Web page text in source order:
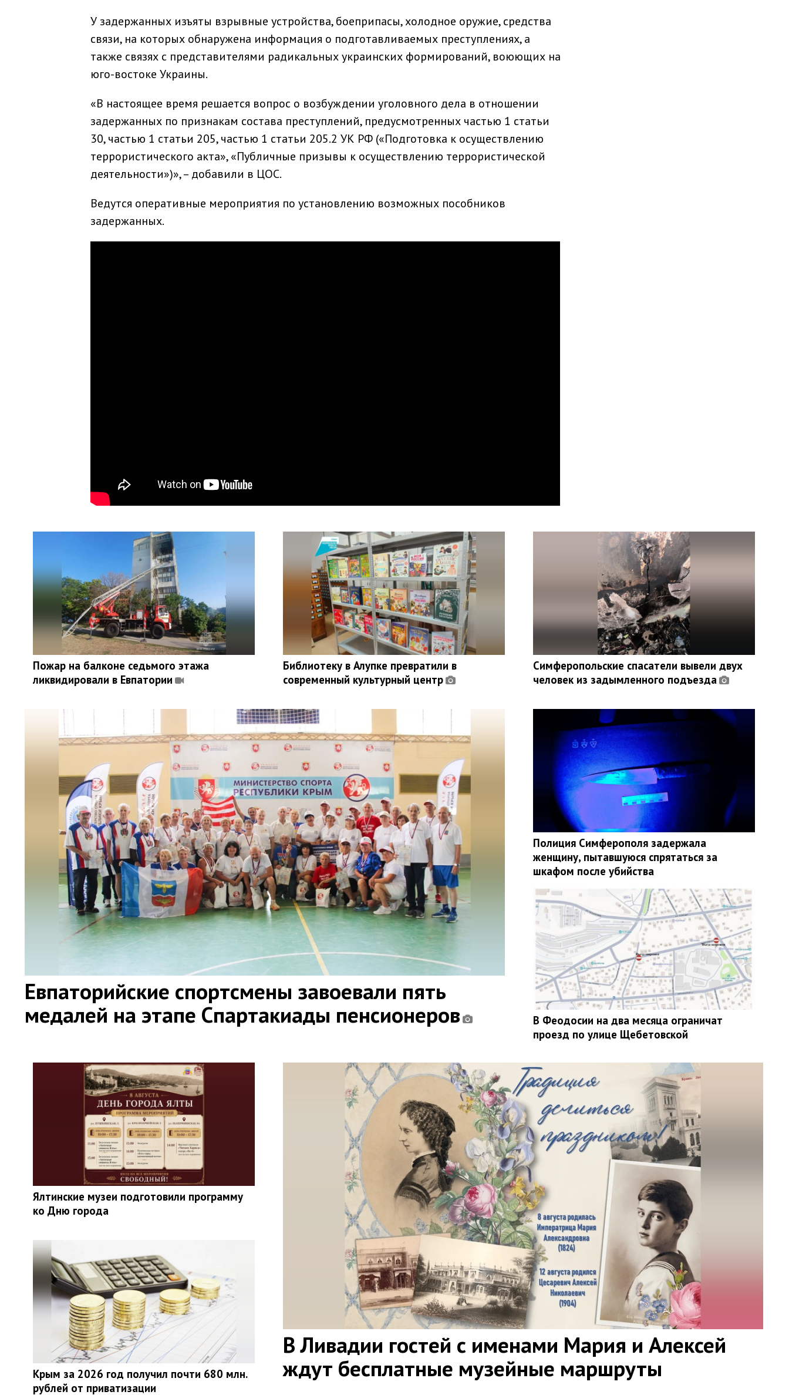
У задержанных изъяты взрывные устройства, боеприпасы, холодное оружие, средства
связи, на которых обнаружена информация о подготавливаемых преступлениях, а
также связях с представителями радикальных украинских формирований, воюющих на
юго-востоке Украины.
«В настоящее время решается вопрос о возбуждении уголовного дела в отношении
задержанных по признакам состава преступлений, предусмотренных частью 1 статьи
30, частью 1 статьи 205, частью 1 статьи 205.2 УК РФ («Подготовка к осуществлению
террористического акта», «Публичные призывы к осуществлению террористической
деятельности»)», – добавили в ЦОС.
Ведутся оперативные мероприятия по установлению возможных пособников
задержанных.
Пожар на балконе седьмого этажа
ликвидировали в Евпатории
Библиотеку в Алупке превратили в
современный культурный центр
Симферопольские спасатели вывели двух
человек из задымленного подъезда
Евпаторийские спортсмены завоевали пять
медалей на этапе Спартакиады пенсионеров
Полиция Симферополя задержала
женщину, пытавшуюся спрятаться за
шкафом после убийства
В Феодосии на два месяца ограничат
проезд по улице Щебетовской
В Ливадии гостей с именами Мария и Алексей
ждут бесплатные музейные маршруты
Ялтинские музеи подготовили программу
ко Дню города
Крым за 2026 год получил почти 680 млн.
рублей от приватизации